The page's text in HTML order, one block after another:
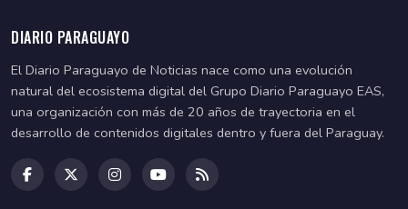
DIARIO PARAGUAYO
El Diario Paraguayo de Noticias nace como una evolución
natural del ecosistema digital del Grupo Diario Paraguayo EAS,
una organización con más de 20 años de trayectoria en el
desarrollo de contenidos digitales dentro y fuera del Paraguay.